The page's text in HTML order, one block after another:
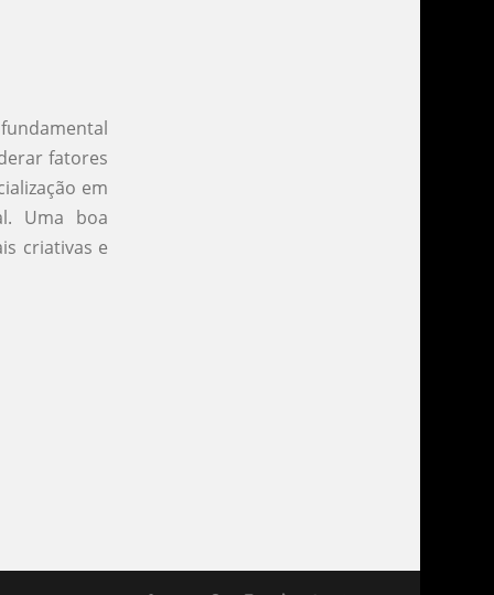
fatores
em
Uma boa
criativas e